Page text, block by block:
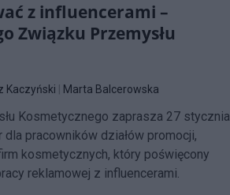
z influencerami –
Związku Przemysłu
Kaczyński Marta Balcerowska
Kosmetycznego zaprasza 27 stycznia
dla pracowników działów promocji,
kosmetycznych, który poświęcony
reklamowej z influencerami.